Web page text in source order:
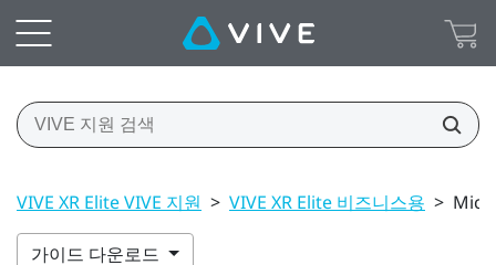
VIVE XR Elite VIVE 지원 > VIVE XR Elite 비즈니스용 >
가이드 다운로드